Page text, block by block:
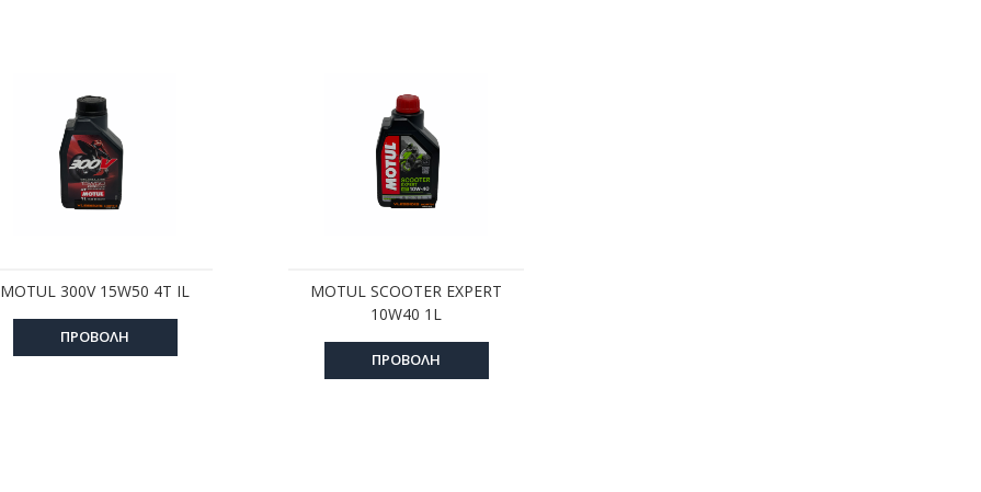
MOTUL 300V 15W50 4T IL
ΠΡΟΒΟΛΗ
MOTUL SCOOTER EXPERT
10W40 1L
ΠΡΟΒΟΛΗ